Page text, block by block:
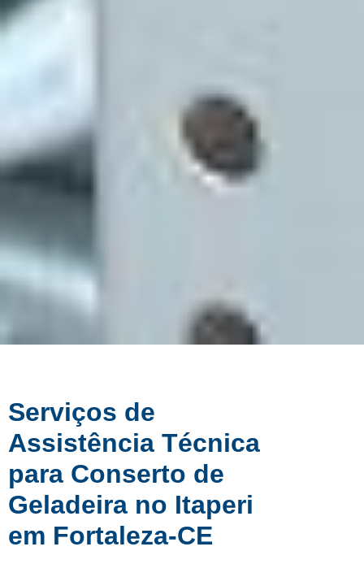
Serviços de
Assistência Técnica
para Conserto de
Geladeira no Itaperi
em Fortaleza-CE